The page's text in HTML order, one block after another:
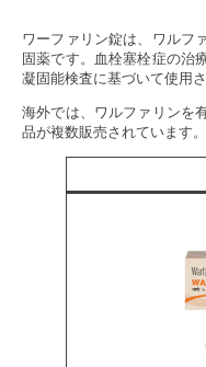
ワーファリン錠は、ワルフ
固薬です。血栓塞栓症の治
凝固能検査に基づいて使用さ
海外では、ワルファリンを
品が複数販売されています。